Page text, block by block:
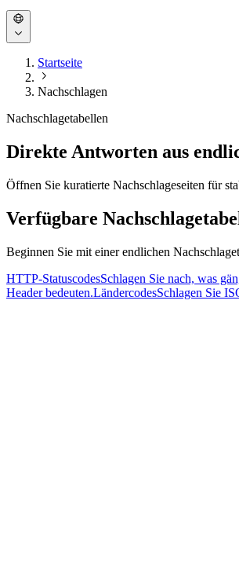
Startseite
Nachschlagen
Nachschlagetabellen
Direkte Antworten aus
Öffnen Sie kuratierte Nachschlageseiten für
Verfügbare
Beginnen Sie mit einer endlichen
HTTP-StatuscodesSchlagen Sie nach, was
Header bedeuten.LändercodesSchlagen Sie